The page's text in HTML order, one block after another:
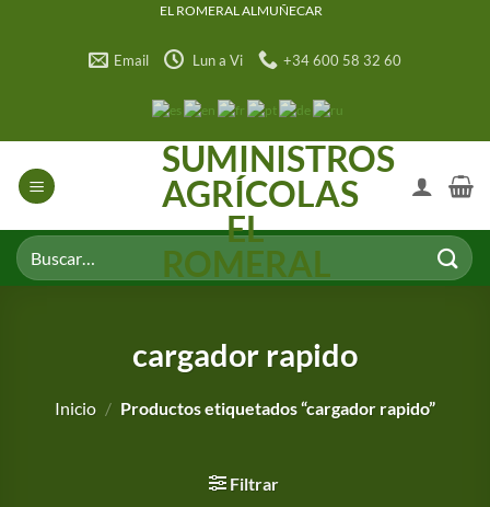
EL ROMERAL ALMUÑECAR
Email Lun a Vi +34 600 58 32 60
SUMINISTROS
AGRÍCOLAS
EL
ROMERAL
Buscar
por:
cargador rapido
Inicio / Productos etiquetados “cargador rapido”
Filtrar